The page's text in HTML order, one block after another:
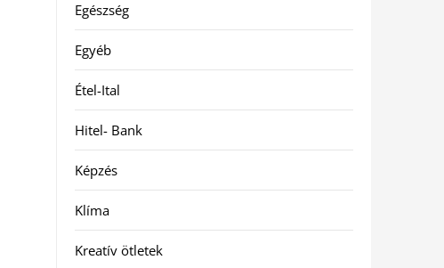
Egészség
Egyéb
Étel-Ital
Hitel- Bank
Képzés
Klíma
Kreatív ötletek